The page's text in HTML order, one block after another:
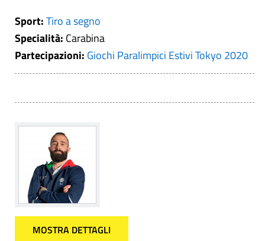
Sport:Tiro a segno
Specialità: Carabina
Partecipazioni: Giochi Paralimpici Estivi Tokyo 2020
MOSTRA DETTAGLI